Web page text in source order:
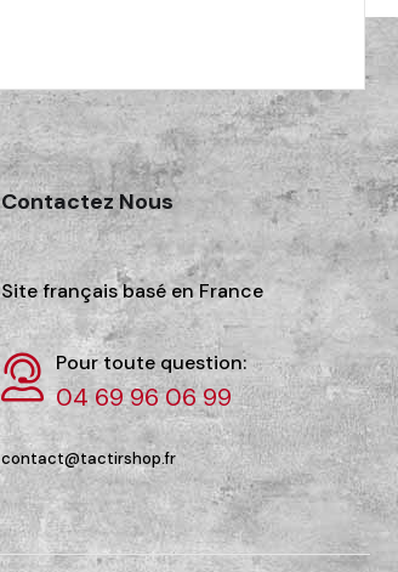
Contactez Nous
Site français basé en France
Pour toute question:
04 69 96 06 99
contact@tactirshop.fr